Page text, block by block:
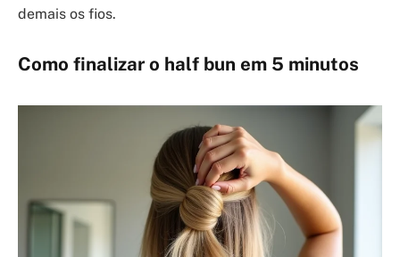
demais os fios.
Como finalizar o half bun em 5 minutos